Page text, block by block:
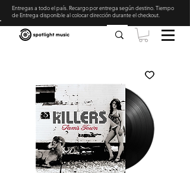
Entregas a todo el país. Recargo por entrega según destino. Tiempo
de Entrega disponible al colocar dirección durante el checkout